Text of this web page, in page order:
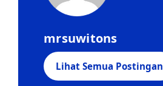
mrsuwitons
Lihat Semua Postingan